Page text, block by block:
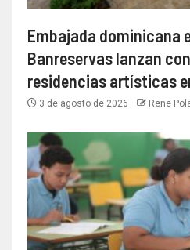
Embajada dominicana
Banreservas lanzan
residencias artísticas
3 de agosto de 2026 Rene